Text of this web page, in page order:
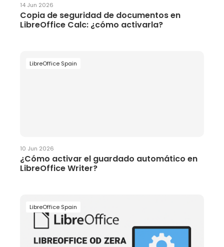
14 Jun 2026
Copia de seguridad de documentos en
LibreOffice Calc: ¿cómo activarla?
LibreOffice Spain
10 Jun 2026
¿Cómo activar el guardado automático en
LibreOffice Writer?
LibreOffice Spain